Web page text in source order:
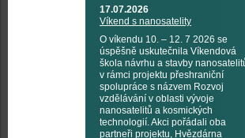
17.07.2026
Víkend s nanosatelity
O víkendu 10. – 12. 7 2026 se
úspěšně uskutečnila Víkendová
škola návrhu a stavby
v rámci projektu přeshraniční
spolupráce s názvem Rozvoj
vzdělávání v oblasti vývoje
nanosatelitů a kosmických
technologií. Akci pořádali oba
partneři projektu, Hvězdárna